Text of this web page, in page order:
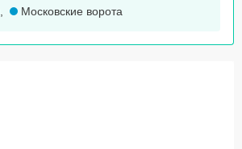
, Московские ворота